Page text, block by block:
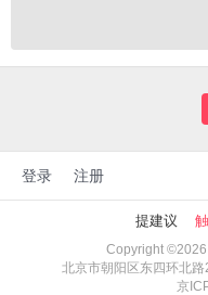
登录 注册
提建议
Copyright ©2026
北京市朝阳区东四环北
京